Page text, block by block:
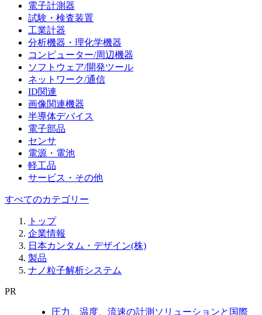
電子計測器
試験・検査装置
工業計器
分析機器・理化学機器
コンピューター/周辺機器
ソフトウェア/開発ツール
ネットワーク/通信
ID関連
画像関連機器
半導体デバイス
電子部品
センサ
電源・電池
軽工品
サービス・その他
すべてのカテゴリー
トップ
企業情報
日本カンタム・デザイン(株)
製品
ナノ粒子解析システム
PR
圧力、温度、流速の計測ソリューションと国際